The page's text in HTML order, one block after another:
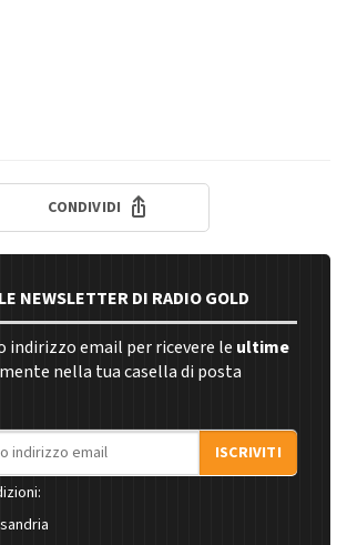
CONDIVIDI
NEWSLETTER DI RADIO GOLD
indirizzo email per ricevere le ultime
nella tua casella di posta
ISCRIVITI